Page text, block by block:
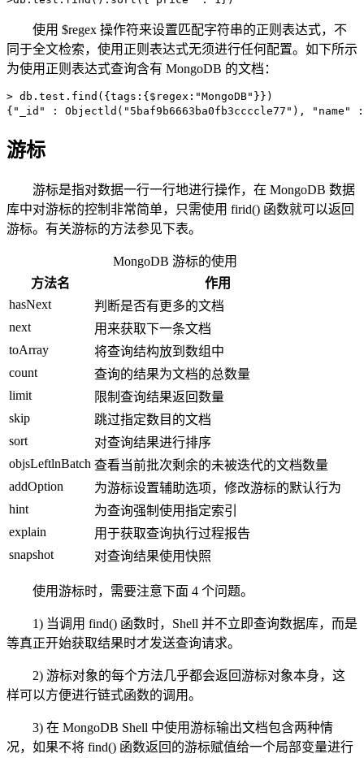
使用 $regex 操作符来设置匹配字符串的正则表达式，不
同于全文检索，使用正则表达式无须进行任何配置。如下所示
为使用正则表达式查询含有 MongoDB 的文档：
> db.test.find({tags:{$regex:"MongoDB"}})
{"_id" : Objectld("5baf9b6663ba0fb3ccccle77"),
游标
游标是指对数据一行一行地进行操作，在 MongoDB 数据
库中对游标的控制非常简单，只需使用 firid() 函数就可以返回
游标。有关游标的方法参见下表。
MongoDB 游标的使用
方法名
作用
hasNext
判断是否有更多的文档
next
用来获取下一条文档
toArray
将查询结构放到数组中
count
查询的结果为文档的总数量
limit
限制查询结果返回数量
skip
跳过指定数目的文档
sort
对查询结果进行排序
objsLeftlnBatch 查看当前批次剩余的未被迭代的文档数量
addOption
为游标设置辅助选项，修改游标的默认行为
hint
为查询强制使用指定索引
explain
用于获取查询执行过程报告
snapshot
对查询结果使用快照
使用游标时，需要注意下面 4 个问题。
1) 当调用 find() 函数时，Shell 并不立即查询数据库，而是
等真正开始获取结果时才发送查询请求。
2) 游标对象的每个方法几乎都会返回游标对象本身，这
样可以方便进行链式函数的调用。
3) 在 MongoDB Shell 中使用游标输出文档包含两种情
况，如果不将 find() 函数返回的游标赋值给一个局部变量进行